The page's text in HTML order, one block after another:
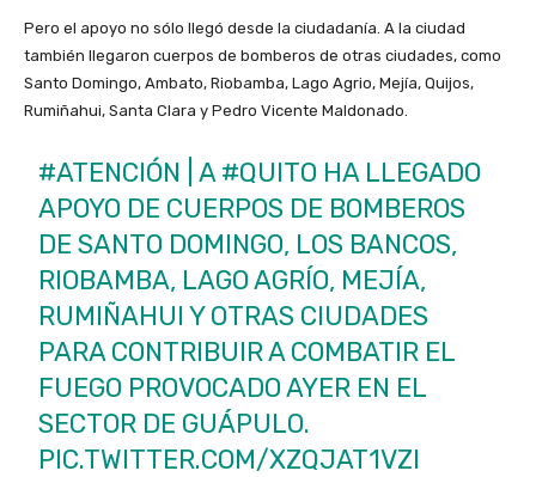
Pero el apoyo no sólo llegó desde la ciudadanía. A la ciudad
también llegaron cuerpos de bomberos de otras ciudades, como
Santo Domingo, Ambato, Riobamba, Lago Agrio, Mejía, Quijos,
Rumiñahui, Santa Clara y Pedro Vicente Maldonado.
#ATENCIÓN | A#QUITO HA LLEGADO
APOYO DE CUERPOS DE BOMBEROS
DE SANTO DOMINGO, LOS BANCOS,
RIOBAMBA, LAGO AGRÍO, MEJÍA,
RUMIÑAHUI Y OTRAS CIUDADES
PARA CONTRIBUIR A COMBATIR EL
FUEGO PROVOCADO AYER EN EL
SECTOR DE GUÁPULO.
PIC.TWITTER.COM/XZQJAT1VZI